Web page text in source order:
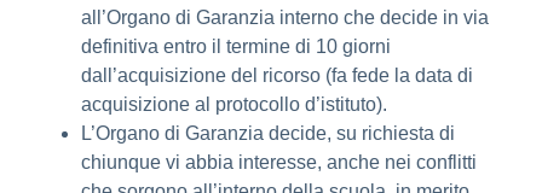
all’Organo di Garanzia interno che decide in via
definitiva entro il termine di 10 giorni
dall’acquisizione del ricorso (fa fede la data di
acquisizione al protocollo d’istituto).
L’Organo di Garanzia decide, su richiesta di
chiunque vi abbia interesse, anche nei conflitti